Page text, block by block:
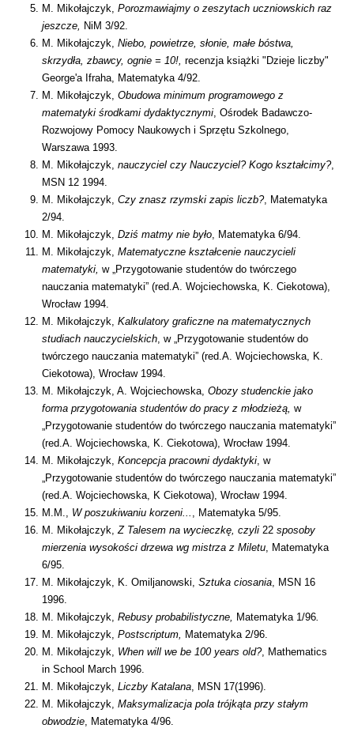
M. Mikołajczyk, Porozmawiajmy o zeszytach uczniowskich raz
jeszcze, NiM 3/92.
M. Mikołajczyk, Niebo, powietrze, słonie, małe bóstwa,
skrzydła, zbawcy, ognie = 10!, recenzja książki "Dzieje liczby"
George'a Ifraha, Matematyka 4/92.
M. Mikołajczyk, Obudowa minimum programowego z
matematyki środkami dydaktycznymi, Ośrodek Badawczo-
Rozwojowy Pomocy Naukowych i Sprzętu Szkolnego,
Warszawa 1993.
M. Mikołajczyk, nauczyciel czy Nauczyciel? Kogo kształcimy?,
MSN 12 1994.
M. Mikołajczyk, Czy znasz rzymski zapis liczb?, Matematyka
2/94.
M. Mikołajczyk, Dziś matmy nie było, Matematyka 6/94.
M. Mikołajczyk, Matematyczne kształcenie nauczycieli
matematyki, w „Przygotowanie studentów do twórczego
nauczania matematyki” (red.A. Wojciechowska, K. Ciekotowa),
Wrocław 1994.
M. Mikołajczyk, Kalkulatory graficzne na matematycznych
studiach nauczycielskich, w „Przygotowanie studentów do
twórczego nauczania matematyki” (red.A. Wojciechowska, K.
Ciekotowa), Wrocław 1994.
M. Mikołajczyk, A. Wojciechowska, Obozy studenckie jako
forma przygotowania studentów do pracy z młodzieżą, w
„Przygotowanie studentów do twórczego nauczania matematyki”
(red.A. Wojciechowska, K. Ciekotowa), Wrocław 1994.
M. Mikołajczyk, Koncepcja pracowni dydaktyki, w
„Przygotowanie studentów do twórczego nauczania matematyki”
(red.A. Wojciechowska, K Ciekotowa), Wrocław 1994.
M.M., W poszukiwaniu korzeni... , Matematyka 5/95.
M. Mikołajczyk,Z Talesem na wycieczkę, czyli 22 sposoby
mierzenia wysokości drzewa wg mistrza z Miletu, Matematyka
6/95.
M. Mikołajczyk, K. Omiljanowski, Sztuka ciosania, MSN 16
1996.
M. Mikołajczyk, Rebusy probabilistyczne, Matematyka 1/96.
M. Mikołajczyk, Postscriptum, Matematyka 2/96.
M. Mikołajczyk, When will we be 100 years old?, Mathematics
in School March 1996.
M. Mikołajczyk, Liczby Katalana, MSN 17(1996).
M. Mikołajczyk, Maksymalizacja pola trójkąta przy stałym
obwodzie, Matematyka 4/96.